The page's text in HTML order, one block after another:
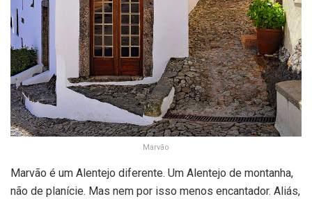
Marvão
Marvão é um Alentejo diferente. Um Alentejo de montanha,
não de planície. Mas nem por isso menos encantador. Aliás,